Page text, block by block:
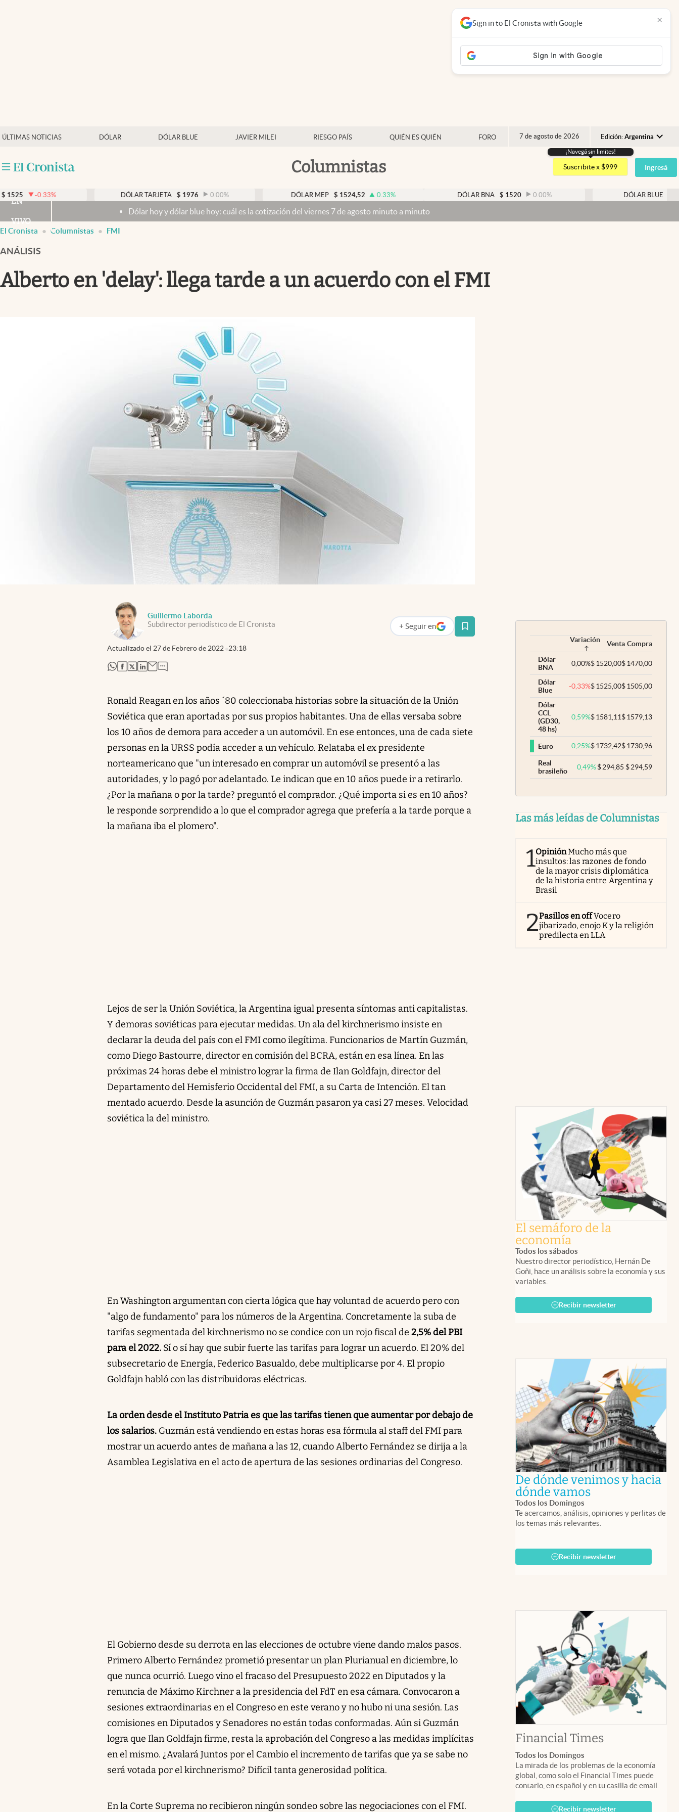
ÚLTIMAS NOTICIAS DÓLAR DÓLAR BLUE JAVIER MILEI RIESGO PAÍS QUIÉN ES QUIÉN FORO 7 de agosto de 2026 Edición: Argentina
Argentina
España
USA
Columnistas
Mercados Online
Otras secciones
Infotechnology
Clase
Clima
Mundial 2026
¡Navegá sin limites!
Suscribite x $999 Ingresá
-0.33% DÓLAR TARJETA $ 1976 0.00% DÓLAR MEP $ 1524,52 0.33% DÓLAR BNA $ 1520 0.00% DÓLAR BLUE $ 1525
EN
VIVO
Dólar hoy y dólar blue hoy: cuál es la cotización del viernes 7 de agosto minuto a minuto
Sign in to El Cronista with Google ×
El Cronista Columnistas FMI
ANÁLISIS
Alberto en 'delay': llega tarde a un acuerdo con el FMI
Guillermo Laborda
Subdirector periodístico de El Cronista
Actualizado el 27 de Febrero de 2022 23:18
+ Seguir en
abre en nueva pestaña
abre en nueva pestaña
abre en nueva pestaña
abre en nueva pestaña
abre en nueva pestaña
Ronald Reagan en los años ´80 coleccionaba historias sobre la situación de la Unión
Soviética que eran aportadas por sus propios habitantes. Una de ellas versaba sobre
los 10 años de demora para acceder a un automóvil. En ese entonces, una de cada siete
personas en la URSS podía acceder a un vehículo. Relataba el ex presidente
norteamericano que "un interesado en comprar un automóvil se presentó a las
autoridades, y lo pagó por adelantado. Le indican que en 10 años puede ir a retirarlo.
¿Por la mañana o por la tarde? preguntó el comprador. ¿Qué importa si es en 10 años?
le responde sorprendido a lo que el comprador agrega que prefería a la tarde porque a
la mañana iba el plomero".
Lejos de ser la Unión Soviética, la Argentina igual presenta síntomas anti capitalistas.
Y demoras soviéticas para ejecutar medidas. Un ala del kirchnerismo insiste en
declarar la deuda del país con el FMI como ilegítima. Funcionarios de Martín Guzmán,
como Diego Bastourre, director en comisión del BCRA, están en esa línea. En las
próximas 24 horas debe el ministro lograr la firma de Ilan Goldfajn, director del
Departamento del Hemisferio Occidental del FMI, a su Carta de Intención. El tan
mentado acuerdo. Desde la asunción de Guzmán pasaron ya casi 27 meses. Velocidad
soviética la del ministro.
En Washington argumentan con cierta lógica que hay voluntad de acuerdo pero con
"algo de fundamento" para los números de la Argentina. Concretamente la suba de
tarifas segmentada del kirchnerismo no se condice con un rojo fiscal de 2,5% del PBI
para el 2022. Sí o sí hay que subir fuerte las tarifas para lograr un acuerdo. El 20% del
subsecretario de Energía, Federico Basualdo, debe multiplicarse por 4. El propio
Goldfajn habló con las distribuidoras eléctricas.
La orden desde el Instituto Patria es que las tarifas tienen que aumentar por debajo de
los salarios. Guzmán está vendiendo en estas horas esa fórmula al staff del FMI para
mostrar un acuerdo antes de mañana a las 12, cuando Alberto Fernández se dirija a la
Asamblea Legislativa en el acto de apertura de las sesiones ordinarias del Congreso.
El Gobierno desde su derrota en las elecciones de octubre viene dando malos pasos.
Primero Alberto Fernández prometió presentar un plan Plurianual en diciembre, lo
que nunca ocurrió. Luego vino el fracaso del Presupuesto 2022 en Diputados y la
renuncia de Máximo Kirchner a la presidencia del FdT en esa cámara. Convocaron a
sesiones extraordinarias en el Congreso en este verano y no hubo ni una sesión. Las
comisiones en Diputados y Senadores no están todas conformadas. Aún si Guzmán
logra que Ilan Goldfajn firme, resta la aprobación del Congreso a las medidas implícitas
en el mismo. ¿Avalará Juntos por el Cambio el incremento de tarifas que ya se sabe no
será votada por el kirchnerismo? Difícil tanta generosidad política.
En la Corte Suprema no recibieron ningún sondeo sobre las negociaciones con el FMI.
Variación Venta Compra
Dólar
BNA
0,00%$1520,00$1470,00
Dólar
Blue
-0,33%$1525,00$1505,00
Dólar
CCL
(GD30,
48 hs)
0,59%$1581,11$1579,13
Euro 0,25%$1732,42$1730,96
Real
brasileño
0,49% $294,85 $294,59
Las más leídas de Columnistas
1OpiniónMucho más que
insultos: las razones de fondo
de la mayor crisis diplomática
de la historia entre Argentina y
Brasil
2Pasillos en offVocero
jibarizado, enojo K y la religión
predilecta en LLA
El semáforo de la
economía
Todos los sábados
Nuestro director periodístico, Hernán De
Goñi, hace un análisis sobre la economía y sus
variables.
Recibir newsletter
De dónde venimos y hacia
dónde vamosabre en nueva
Todos los Domingos
Te acercamos, análisis, opiniones y perlitas de
los temas más relevantes.
Recibir newsletter
Financial Timesabre en
Todos los Domingos
La mirada de los problemas de la economía
global, como solo el Financial Times puede
contarlo, en español y en tu casilla de email.
Recibir newsletter